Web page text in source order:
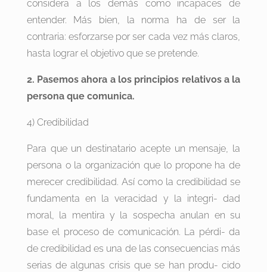
considera a los demás como incapaces de
entender. Más bien, la norma ha de ser la
contraria: esforzarse por ser cada vez más claros,
hasta lograr el objetivo que se pretende.
2. Pasemos ahora a los principios relativos a la
persona que comunica.
4) Credibilidad
Para que un destinatario acepte un mensaje, la
persona o la organización que lo propone ha de
merecer credibilidad. Así como la credibilidad se
fundamenta en la veracidad y la integri- dad
moral, la mentira y la sospecha anulan en su
base el proceso de comunicación. La pérdi- da
de credibilidad es una de las consecuencias más
serias de algunas crisis que se han produ- cido